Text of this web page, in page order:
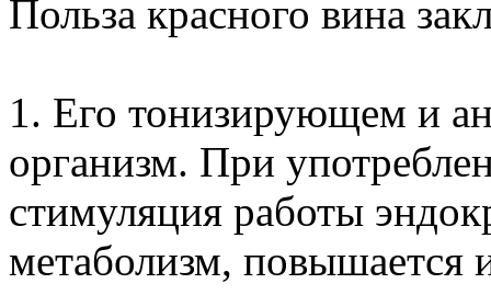
Польза красного вина
1. Его тонизирующем и
организм. При
стимуляция работы
метаболизм, повышается